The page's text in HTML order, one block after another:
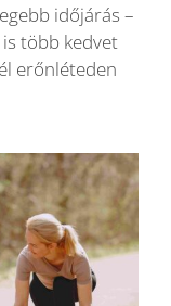
időjárás –
több kedvet
erőnléteden